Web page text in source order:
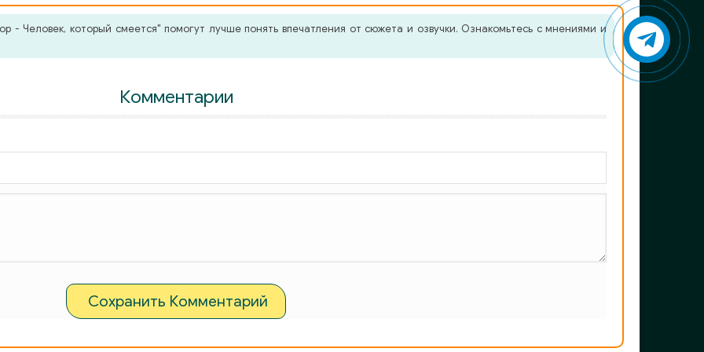
- Человек, который смеется" помогут лучше понять впечатления от сюжета и озвучки. Ознакомьтесь с мнениями и
Комментарии
Сохранить Комментарий